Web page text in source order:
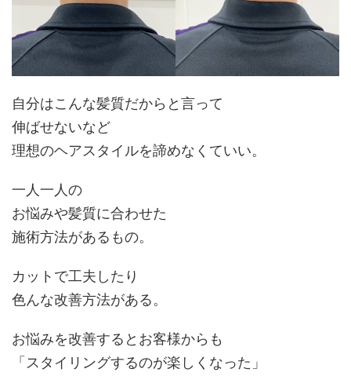
自分はこんな髪質だからと言って
伸ばせないなど
理想のヘアスタイルを諦めなくていい。
一人一人の
お悩みや髪質に合わせた
施術方法があるもの。
カットで工夫したり
色んな改善方法がある。
お悩みを改善するとお客様からも
「スタイリングするのが楽しくなった」